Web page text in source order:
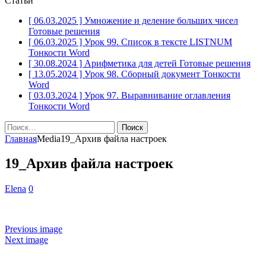
[ 06.03.2025 ] Умножение и деление больших чисел
Готовые решения
[ 06.03.2025 ] Урок 99. Список в тексте LISTNUM
Тонкости Word
[ 30.08.2024 ] Арифметика для детей Готовые решения
[ 13.05.2024 ] Урок 98. Сборный документ Тонкости
Word
[ 03.03.2024 ] Урок 97. Выравнивание оглавления
Тонкости Word
Найти:
ГлавнаяMedia19_Архив файла настроек
19_Архив файла настроек
Elena 0
Previous image
Next image